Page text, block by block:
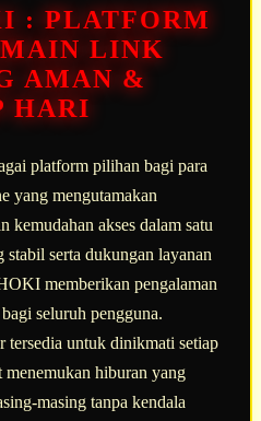
: PLATFORM
LINK
AMAN &
HARI
platform pilihan bagi para
yang mengutamakan
kemudahan akses dalam satu
stabil serta dukungan layanan
memberikan pengalaman
seluruh pengguna.
tersedia untuk dinikmati setiap
menemukan hiburan yang
masing tanpa kendala